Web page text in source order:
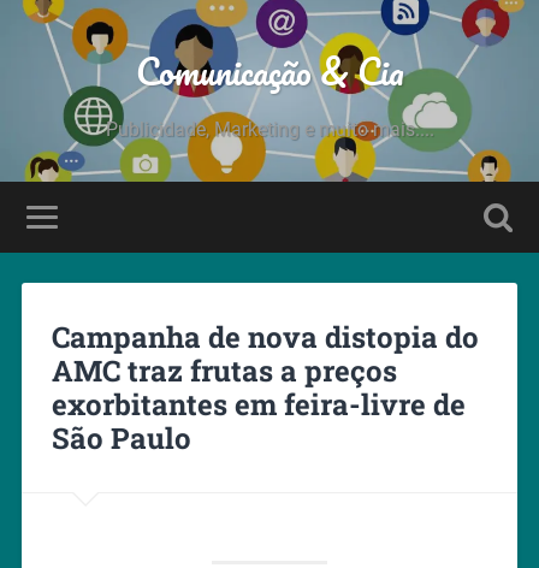
Comunicação & Cia
Publicidade, Marketing e muito mais....
Campanha de nova distopia do
AMC traz frutas a preços
exorbitantes em feira-livre de
São Paulo